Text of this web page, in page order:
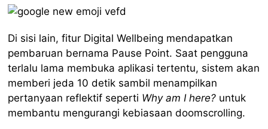
Di sisi lain, fitur Digital Wellbeing mendapatkan
pembaruan bernama Pause Point. Saat pengguna
terlalu lama membuka aplikasi tertentu, sistem akan
memberi jeda 10 detik sambil menampilkan
pertanyaan reflektif seperti Why am I here? untuk
membantu mengurangi kebiasaan doomscrolling.